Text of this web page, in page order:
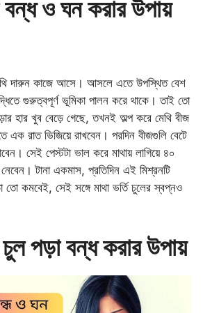
ও ঘন করার উপায়
দারুন কাজে আসে। আসলে এতে উপস্থিত বেশ
গুরুত্বপূর্ণ ভূমিকা পালন করে থাকে। তাই তো
হার খুব বেড়ে গেছে, তখনই অল্প করে মেথি বীজ
এক রাত ভিজিয়ে রাখবেন। পরদিন বীজগুলি বেটে
সেই পেস্টটা ভাল করে মাথায় লাগিয়ে ৪০
নেবেন। টানা একমাস, প্রতিদিন এই মিশ্রনটি
তো কমবেই, সেই সঙ্গে মাথা ভর্তি চুলের স্বপ্নও
চুল পড়া বন্ধ করার উপায়